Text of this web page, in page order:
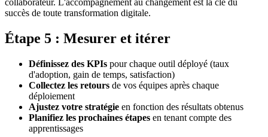
collaborateur. L'accompagnement au changement est la clé du
succès de toute transformation digitale.
Étape 5 : Mesurer et itérer
Définissez des KPIs pour chaque outil déployé (taux
d'adoption, gain de temps, satisfaction)
Collectez les retours de vos équipes après chaque
déploiement
Ajustez votre stratégie en fonction des résultats obtenus
Planifiez les prochaines étapes en tenant compte des
apprentissages